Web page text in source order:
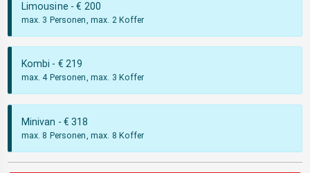
Limousine - € 200
max. 3 Personen, max. 2 Koffer
Kombi - € 219
max. 4 Personen, max. 3 Koffer
Minivan - €318
max. 8 Personen, max. 8 Koffer